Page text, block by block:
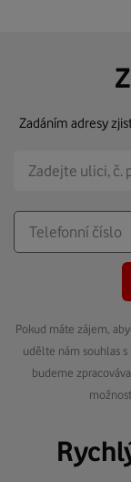
Zadáním adresy
Pokud máte zájem,
udělte nám souhlas
budeme